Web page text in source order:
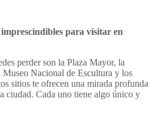
imprescindibles para visitar en
perder son la Plaza Mayor, la
Nacional de Escultura y los
sitios te ofrecen una mirada profunda
ciudad. Cada uno tiene algo único y